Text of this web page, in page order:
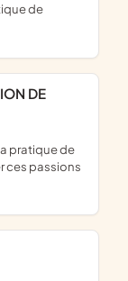
ces passions